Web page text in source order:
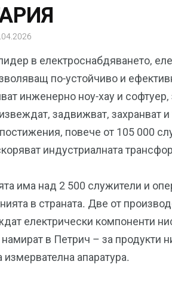
в електроснабдяването,
по-устойчиво и
инженерно ноу-хау и
задвижват, захранват
повече от 105 000
индустриалната
има над 2 500 служители и
в страната. Две от
електрически компоненти
в Петрич – за продукти
апаратура.